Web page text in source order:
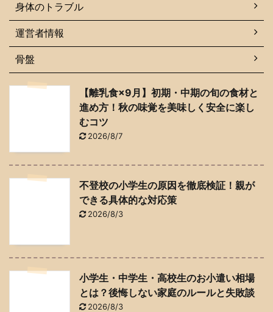
身体のトラブル
運営者情報
骨盤
【離乳食×9月】初期・中期の旬の食材と
進め方！秋の味覚を美味しく安全に楽し
むコツ
2026/8/7
不登校の小学生の原因を徹底検証！親が
できる具体的な対応策
2026/8/3
小学生・中学生・高校生のお小遣い相場
とは？後悔しない家庭のルールと失敗談
2026/8/3